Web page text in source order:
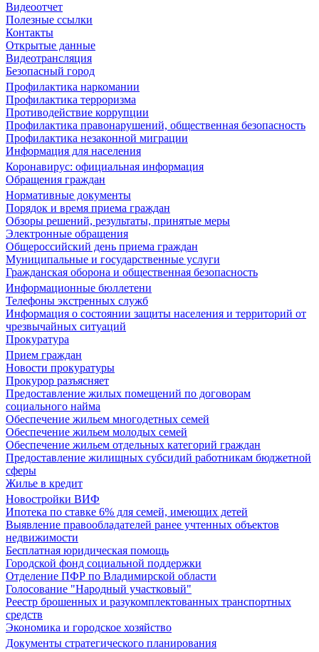
Видеоотчет
Полезные ссылки
Контакты
Открытые данные
Видеотрансляция
Безопасный город
Профилактика наркомании
Профилактика терроризма
Противодействие коррупции
Профилактика правонарушений, общественная безопасность
Профилактика незаконной миграции
Информация для населения
Коронавирус: официальная информация
Обращения граждан
Нормативные документы
Порядок и время приема граждан
Обзоры решений, результаты, принятые меры
Электронные обращения
Общероссийский день приема граждан
Муниципальные и государственные услуги
Гражданская оборона и общественная безопасность
Информационные бюллетени
Телефоны экстренных служб
Информация о состоянии защиты населения и территорий от
чрезвычайных ситуаций
Прокуратура
Прием граждан
Новости прокуратуры
Прокурор разъясняет
Предоставление жилых помещений по договорам
социального найма
Обеспечение жильем многодетных семей
Обеспечение жильем молодых семей
Обеспечение жильем отдельных категорий граждан
Предоставление жилищных субсидий работникам бюджетной
сферы
Жилье в кредит
Новостройки ВИФ
Ипотека по ставке 6% для семей, имеющих детей
Выявление правообладателей ранее учтенных объектов
недвижимости
Бесплатная юридическая помощь
Городской фонд социальной поддержки
Отделение ПФР по Владимирской области
Голосование "Народный участковый"
Реестр брошенных и разукомплектованных транспортных
средств
Экономика и городское хозяйство
Документы стратегического планирования